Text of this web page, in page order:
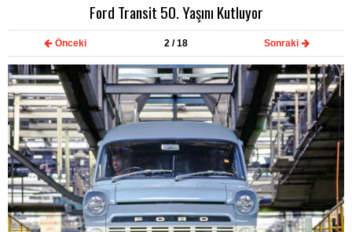
Ford Transit 50. Yaşını Kutluyor
Önceki 2/ 18 Sonraki